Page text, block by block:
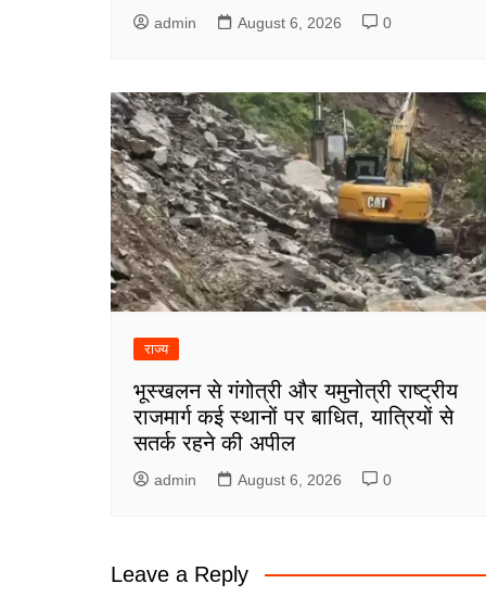
admin August 6, 2026 0
राज्य
भूस्खलन से गंगोत्री और यमुनोत्री राष्ट्रीय
राजमार्ग कई स्थानों पर बाधित, यात्रियों से
सतर्क रहने की अपील
admin August 6, 2026 0
Leave a Reply